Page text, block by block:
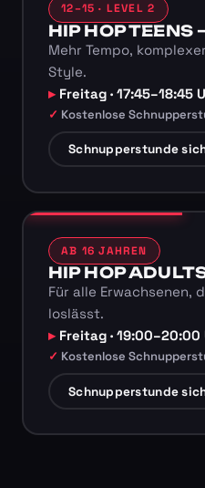
12–15 · LEVEL 2
HIP HOP TEENS
Mehr Tempo,
Style.
Freitag · 17:45–18:45
Kostenlose
Schnupperstunde
AB 16 JAHREN
HIP HOP
Für alle Erwachsenen,
loslässt.
Freitag · 19:00–20:00
Kostenlose
Schnupperstunde